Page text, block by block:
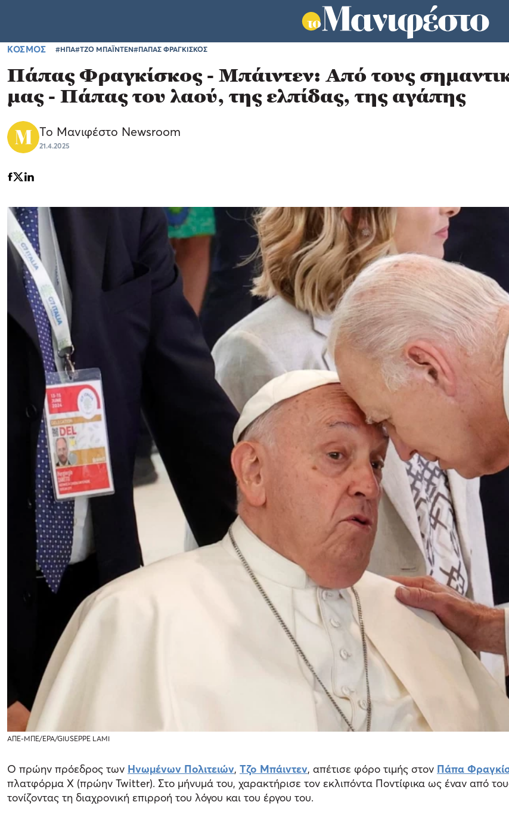
ΚΟΣΜΟΣ #ΗΠΑ#ΤΖΟ ΜΠΑΪΝΤΕΝ#ΠΑΠΑΣ ΦΡΑΓΚΙΣΚΟΣ
Πάπας Φραγκίσκος - Μπάιντεν: Από τους
μας - Πάπας του λαού, της ελπίδας, της αγάπης
Το Μανιφέστο Newsroom
21.4.2025
ΑΠΕ-ΜΠΕ/EPA/GIUSEPPE LAMI
Ο πρώην πρόεδρος των Ηνωμένων Πολιτειών, Τζο Μπάιντεν, απέτισε φόρο τιμής στον Πάπα
πλατφόρμα Χ (πρώην Twitter). Στο μήνυμά του, χαρακτήρισε τον εκλιπόντα Ποντίφικα ως έναν από
τονίζοντας τη διαχρονική επιρροή του λόγου και του έργου του.